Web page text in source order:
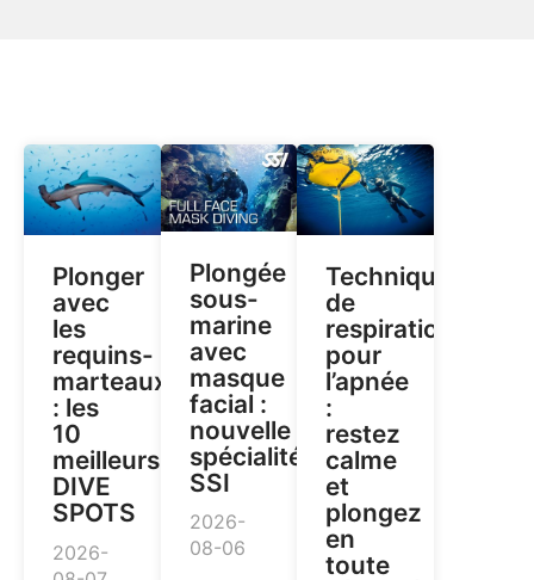
Plonger
avec
les
requins-
marteaux
: les
10
meilleurs
DIVE
SPOTS
2026-
Plongée
sous-
marine
avec
masque
facial :
nouvelle
spécialité
SSI
2026-
08-06
Techniques
de
respiration
pour
l’apnée
:
restez
calme
et
plongez
en
toute